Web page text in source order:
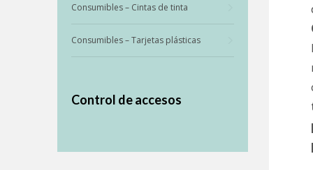
Consumibles – Cintas de tinta
Consumibles – Tarjetas plásticas
Control de accesos